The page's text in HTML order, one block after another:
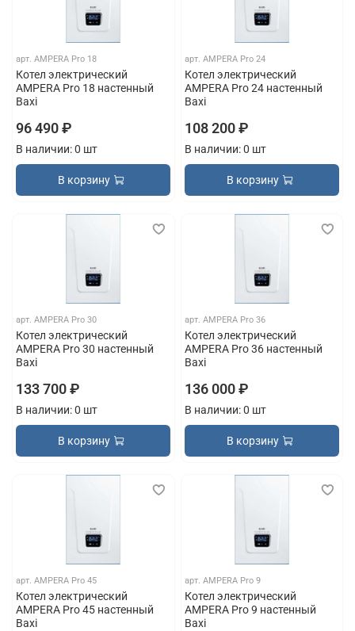
арт.AMPERA Pro 18
Котел электрический
AMPERA Pro 18 настенный
Baxi
96 490 ₽
В наличии: 0 шт
В корзину
арт. AMPERA Pro 24
Котел электрический
AMPERA Pro 24 настенный
Baxi
108 200 ₽
В наличии: 0 шт
В корзину
арт.AMPERA Pro 30
Котел электрический
AMPERA Pro 30 настенный
Baxi
133 700 ₽
В наличии: 0 шт
В корзину
арт. AMPERA Pro 36
Котел электрический
AMPERA Pro 36 настенный
Baxi
136 000 ₽
В наличии: 0 шт
В корзину
арт.AMPERA Pro 45
Котел электрический
AMPERA Pro 45 настенный
Baxi
арт. AMPERA Pro 9
Котел электрический
AMPERA Pro 9 настенный
Baxi